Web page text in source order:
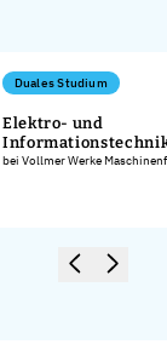
Duales Studium
Elektro- und
bei Vollmer Werke